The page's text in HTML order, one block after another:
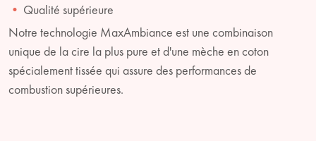
Qualité supérieure
Notre technologie MaxAmbiance est une combinaison
unique de la cire la plus pure et d'une mèche en coton
spécialement tissée qui assure des performances de
combustion supérieures.